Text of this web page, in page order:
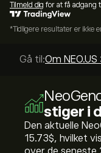
Tilmeld dig for at få adgang
*Tidligere resultater er ikke
Gå til:Om NEO.US
stiger i
Den aktuelle
15.73‎$‎, hvilket